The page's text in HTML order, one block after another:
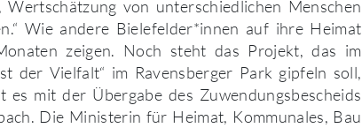
von unterschiedlichen Menschen
Wie andere Bielefelder*innen auf ihre Heimat
zeigen. Noch steht das Projekt, das im
der Vielfalt“ im Ravensberger Park gipfeln soll,
mit der Übergabe des Zuwendungsbescheids
Die Ministerin für Heimat, Kommunales, Bau